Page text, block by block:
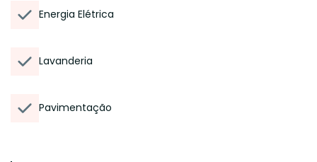
Energia Elétrica
Lavanderia
Pavimentação